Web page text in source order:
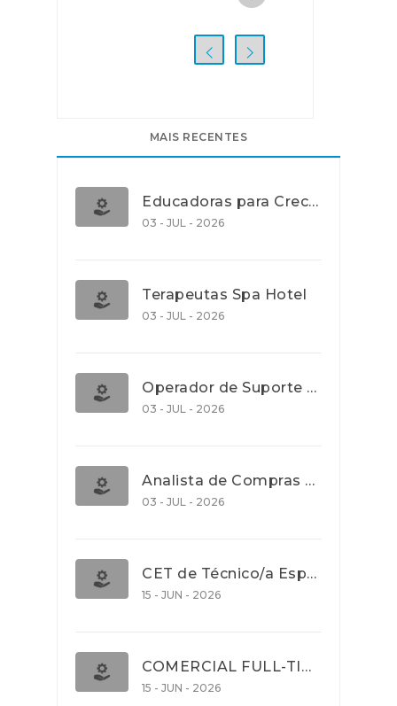
MAIS RECENTES
Educadoras para Creche e J.I., Lisboa
03 - JUL - 2026
Terapeutas Spa Hotel
03 - JUL - 2026
Operador de Suporte Operacional
03 - JUL - 2026
Analista de Compras e Contratos (Banca)
03 - JUL - 2026
CET de Técnico/a Especialista em Comércio Internacional (Nível 5)
15 - JUN - 2026
COMERCIAL FULL-TIME
15 - JUN - 2026